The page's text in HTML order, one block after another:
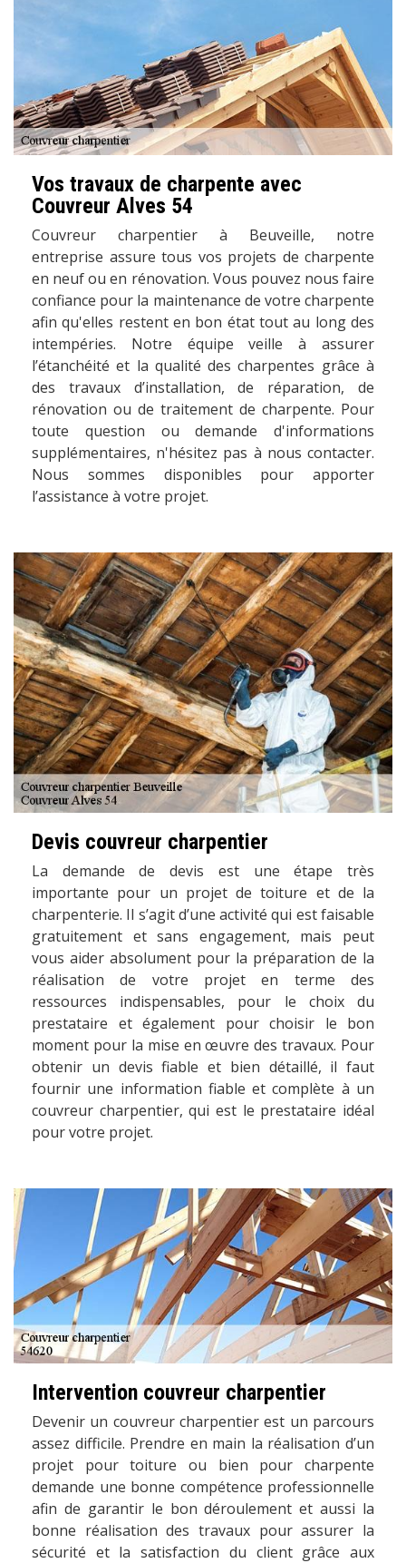
Vos travaux de charpente avec
Couvreur Alves 54
Couvreur charpentier à Beuveille, notre
entreprise assure tous vos projets de charpente
en neuf ou en rénovation. Vous pouvez nous faire
confiance pour la maintenance de votre charpente
afin qu'elles restent en bon état tout au long des
intempéries. Notre équipe veille à assurer
l’étanchéité et la qualité des charpentes grâce à
des travaux d’installation, de réparation, de
rénovation ou de traitement de charpente. Pour
toute question ou demande d'informations
supplémentaires, n'hésitez pas à nous contacter.
Nous sommes disponibles pour apporter
l’assistance à votre projet.
Devis couvreur charpentier
La demande de devis est une étape très
importante pour un projet de toiture et de la
charpenterie. Il s’agit d’une activité qui est faisable
gratuitement et sans engagement, mais peut
vous aider absolument pour la préparation de la
réalisation de votre projet en terme des
ressources indispensables, pour le choix du
prestataire et également pour choisir le bon
moment pour la mise en œuvre des travaux. Pour
obtenir un devis fiable et bien détaillé, il faut
fournir une information fiable et complète à un
couvreur charpentier, qui est le prestataire idéal
pour votre projet.
Intervention couvreur charpentier
Devenir un couvreur charpentier est un parcours
assez difficile. Prendre en main la réalisation d’un
projet pour toiture ou bien pour charpente
demande une bonne compétence professionnelle
afin de garantir le bon déroulement et aussi la
bonne réalisation des travaux pour assurer la
sécurité et la satisfaction du client grâce aux